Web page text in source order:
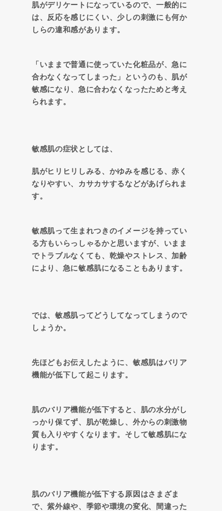
肌がデリケートになっているので、一般的に
は、反応を感じにくい、少しの刺激にも何か
しらの違和感があります。
「いままで普通に使っていた化粧品が、急に
合わなくなってしまった」というのも、肌が
敏感になり、急に合わなくなったためと考え
られます。
敏感肌の症状としては、
肌がヒリヒリしみる、かゆみを感じる、赤く
なりやすい、カサカサするなどがあげられま
す。
敏感肌って生まれつきのイメージを持ってい
る方もいらっしゃるかと思いますが、いまま
でトラブルなくても、乾燥やストレス、加齢
により、急に敏感肌になることもあります。
では、敏感肌ってどうしてなってしまうので
しょうか。
先ほどもお伝えしたように、敏感肌はバリア
機能が低下して起こります。
肌のバリア機能が低下すると、肌の水分がし
っかり保てず、肌が乾燥し、外からの刺激物
質も入りやすくなります。そして敏感肌にな
ります。
肌のバリア機能が低下する原因はさまざま
で、紫外線や、季節や環境の変化、間違った